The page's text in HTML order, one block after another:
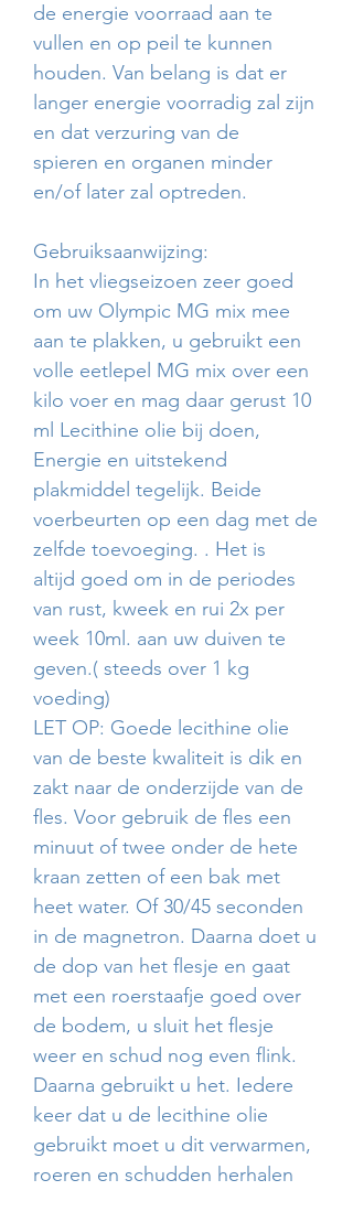
de energie voorraad aan te
vullen en op peil te kunnen
houden. Van belang is dat er
langer energie voorradig zal zijn
en dat verzuring van de
spieren en organen minder
en/of later zal optreden.
Gebruiksaanwijzing:
In het vliegseizoen zeer goed
om uw Olympic MG mix mee
aan te plakken, u gebruikt een
volle eetlepel MG mix over een
kilo voer en mag daar gerust 10
ml Lecithine olie bij doen,
Energie en uitstekend
plakmiddel tegelijk. Beide
voerbeurten op een dag met de
zelfde toevoeging. . Het is
altijd goed om in de periodes
van rust, kweek en rui 2x per
week 10ml. aan uw duiven te
geven.( steeds over 1 kg
voeding)
LET OP: Goede lecithine olie
van de beste kwaliteit is dik en
zakt naar de onderzijde van de
fles. Voor gebruik de fles een
minuut of twee onder de hete
kraan zetten of een bak met
heet water. Of 30/45 seconden
in de magnetron. Daarna doet u
de dop van het flesje en gaat
met een roerstaafje goed over
de bodem, u sluit het flesje
weer en schud nog even flink.
Daarna gebruikt u het. Iedere
keer dat u de lecithine olie
gebruikt moet u dit verwarmen,
roeren en schudden herhalen